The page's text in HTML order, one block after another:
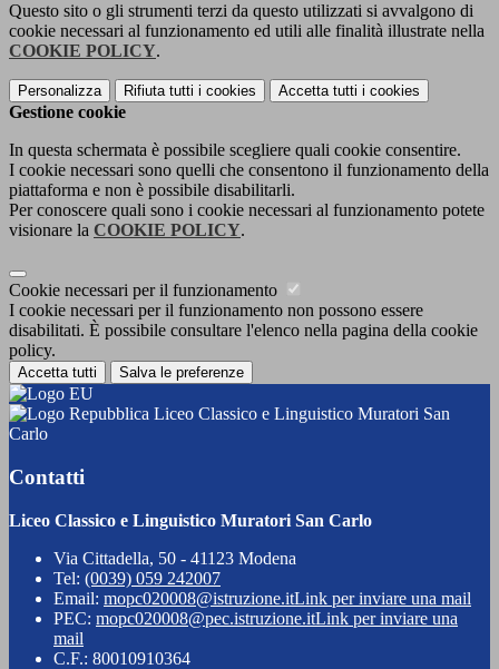
Questo sito o gli strumenti terzi da questo utilizzati si avvalgono di
cookie necessari al funzionamento ed utili alle finalità illustrate nella
COOKIE POLICY.
Personalizza Rifiuta tutti i cookies Accetta tutti i cookies
Gestione cookie
In questa schermata è possibile scegliere quali cookie consentire.
I cookie necessari sono quelli che consentono il funzionamento della
piattaforma e non è possibile disabilitarli.
Per conoscere quali sono i cookie necessari al funzionamento potete
visionare la COOKIE POLICY.
Cookie necessari per il funzionamento
I cookie necessari per il funzionamento non possono essere
disabilitati. È possibile consultare l'elenco nella pagina della cookie
policy.
Accetta tutti Salva le preferenze
Liceo Classico e Linguistico Muratori San
Carlo
Contatti
Liceo Classico e Linguistico Muratori San Carlo
Via Cittadella, 50 - 41123 Modena
Tel: (0039) 059 242007
Email: mopc020008@istruzione.itLink per inviare una mail
PEC: mopc020008@pec.istruzione.itLink per inviare una
mail
C.F.: 80010910364